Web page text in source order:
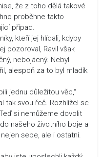
že z toho dělá takové
proběhne takto
případ.
kteří jej hlídali, kdyby
pozoroval, Ravil však
nebojácný. Nebyl
alespoň za to byl mladík
jednu důležitou věc,“
tak svou řeč. Rozhlížel se
si nemůžeme dovolit
našeho životního boje a
sebe, ale i ostatní.